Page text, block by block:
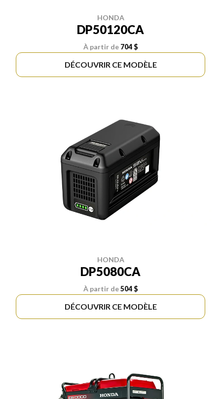
HONDA
DP50120CA
À partir de 704 $
DÉCOUVRIR CE MODÈLE
HONDA
DP5080CA
À partir de 504 $
DÉCOUVRIR CE MODÈLE